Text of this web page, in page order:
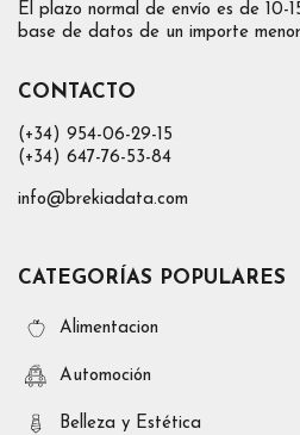
El plazo normal de envío es de 10-
base de datos de un importe
CONTACTO
(+34) 954-06-29-15
(+34) 647-76-53-84
info@brekiadata.com
CATEGORÍAS POPULARES
Alimentacion
Automoción
Belleza y Estética